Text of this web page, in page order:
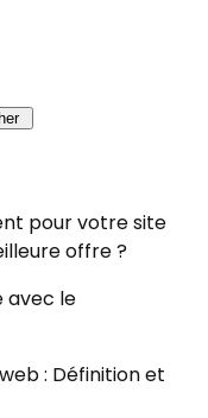
pour votre site
offre ?
avec le
: Définition et